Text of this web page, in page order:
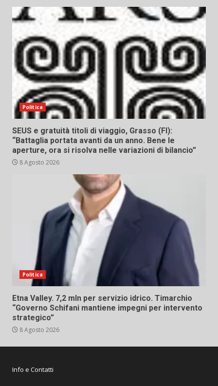
Politica
SEUS e gratuità titoli di viaggio, Grasso (FI):
“Battaglia portata avanti da un anno. Bene le
aperture, ora si risolva nelle variazioni di bilancio”
8 Agosto 2026
Politica
Etna Valley. 7,2 mln per servizio idrico. Timarchio
“Governo Schifani mantiene impegni per intervento
strategico”
8 Agosto 2026
Info e Contatti